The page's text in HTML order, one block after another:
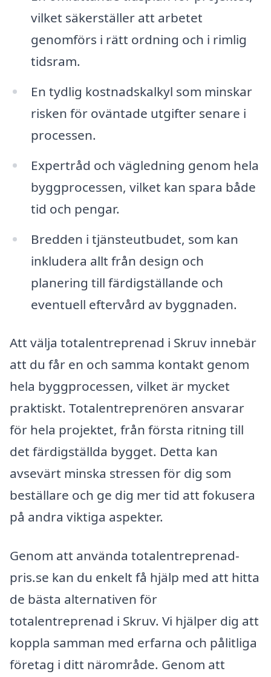
vilket säkerställer att arbetet
genomförs i rätt ordning och i rimlig
tidsram.
En tydlig kostnadskalkyl som minskar
risken för oväntade utgifter senare i
processen.
Expertråd och vägledning genom hela
byggprocessen, vilket kan spara både
tid och pengar.
Bredden i tjänsteutbudet, som kan
inkludera allt från design och
planering till färdigställande och
eventuell eftervård av byggnaden.
Att välja totalentreprenad i Skruv innebär
att du får en och samma kontakt genom
hela byggprocessen, vilket är mycket
praktiskt. Totalentreprenören ansvarar
för hela projektet, från första ritning till
det färdigställda bygget. Detta kan
avsevärt minska stressen för dig som
beställare och ge dig mer tid att fokusera
på andra viktiga aspekter.
Genom att använda totalentreprenad-
pris.se kan du enkelt få hjälp med att hitta
de bästa alternativen för
totalentreprenad i Skruv. Vi hjälper dig att
koppla samman med erfarna och pålitliga
företag i ditt närområde. Genom att